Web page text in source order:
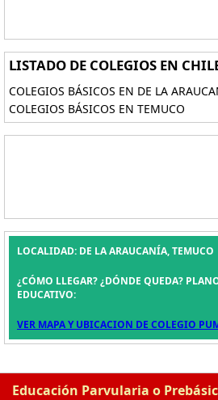
LISTADO DE COLEGIOS EN
COLEGIOS BÁSICOS EN DE LA
COLEGIOS BÁSICOS EN TEMUCO
LOCALIDAD: DE LA ARAUCANÍA, TEMUCO
¿CÓMO LLEGAR? ¿DÓNDE QUEDA?
EDUCATIVO:
VER MAPA Y UBICACION DE COLEGIO
Educación Parvularia o